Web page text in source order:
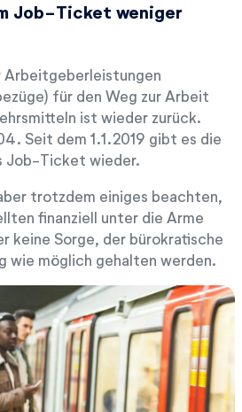
Job-Ticket weniger
für den Weg zur Arbeit
ist wieder zurück.
Seit dem 1.1.2019 gibt es die
Job-Ticket wieder.
trotzdem einiges beachten,
finanziell unter die Arme
keine Sorge, der bürokratische
wie möglich gehalten werden.